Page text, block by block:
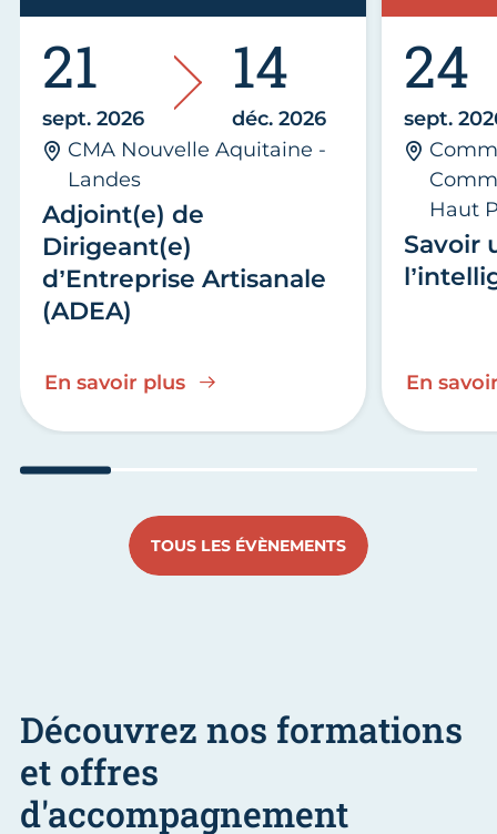
Adjoint(e) de
Dirigeant(e)
d’Entreprise Artisanale
(ADEA)
21
sept. 2026
14
déc. 2026
CMA Nouvelle Aquitaine -
Landes
En savoir plus
Savoir
24
sept.
Haut
En
TOUS LES ÉVÈNEMENTS
Découvrez nos formations
et offres
d'accompagnement